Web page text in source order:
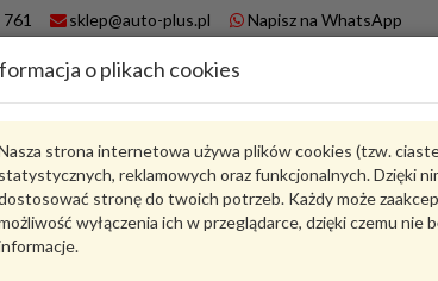
sklep@auto-plus.pl Napisz na WhatsApp
o plikach cookies
strona internetowa używa plików cookies (tzw.
statystycznych, reklamowych oraz funkcjonalnych. Dzięki
stronę do twoich potrzeb. Każdy może
wyłączenia ich w przeglądarce, dzięki czemu nie
Karta produktu